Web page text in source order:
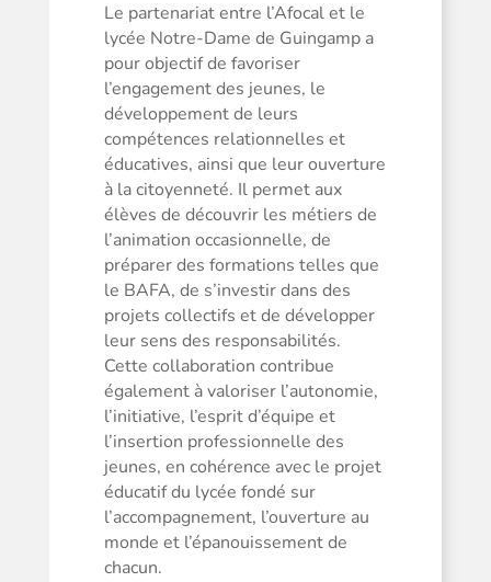
Le partenariat entre l’Afocal et le
lycée Notre-Dame de Guingamp a
pour objectif de favoriser
l’engagement des jeunes, le
développement de leurs
compétences relationnelles et
éducatives, ainsi que leur ouverture
à la citoyenneté. Il permet aux
élèves de découvrir les métiers de
l’animation occasionnelle, de
préparer des formations telles que
le BAFA, de s’investir dans des
projets collectifs et de développer
leur sens des responsabilités.
Cette collaboration contribue
également à valoriser l’autonomie,
l’initiative, l’esprit d’équipe et
l’insertion professionnelle des
jeunes, en cohérence avec le projet
éducatif du lycée fondé sur
l’accompagnement, l’ouverture au
monde et l’épanouissement de
chacun.